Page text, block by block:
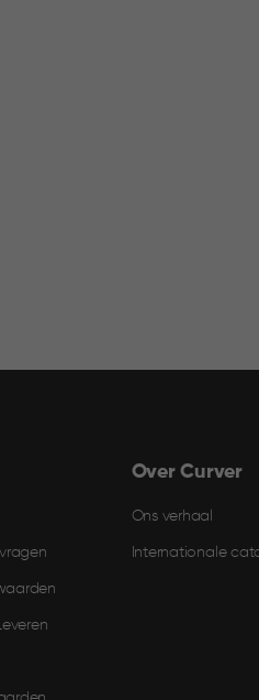
Over Curver
Ons verhaal
Internationale